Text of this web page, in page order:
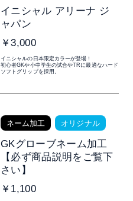
イニシャル アリーナ ジ
ャパン
￥3,000
イニシャルの日本限定カラーが登場！
初心者GKや小中学生の試合やTRに最適なハード
ソフトグリップを採用。
ネーム加工 オリジナル
GKグローブネーム加工
【必ず商品説明をご覧下
さい】
￥1,100